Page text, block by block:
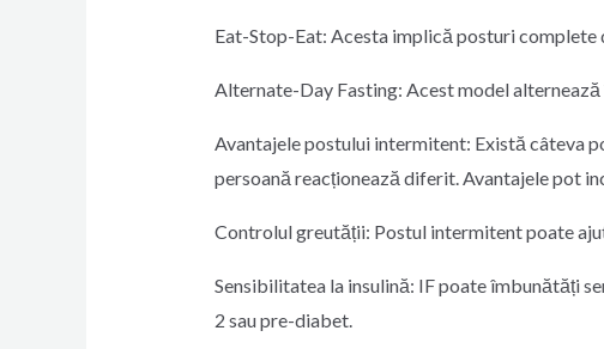
Eat-Stop-Eat: Acesta implică posturi complete
Alternate-Day Fasting: Acest model
Avantajele postului intermitent: Există câteva
persoană reacționează diferit. Avantajele pot
Controlul greutății: Postul intermitent poate
Sensibilitatea la insulină: IF poate îmbunătăți
2 sau pre-diabet.